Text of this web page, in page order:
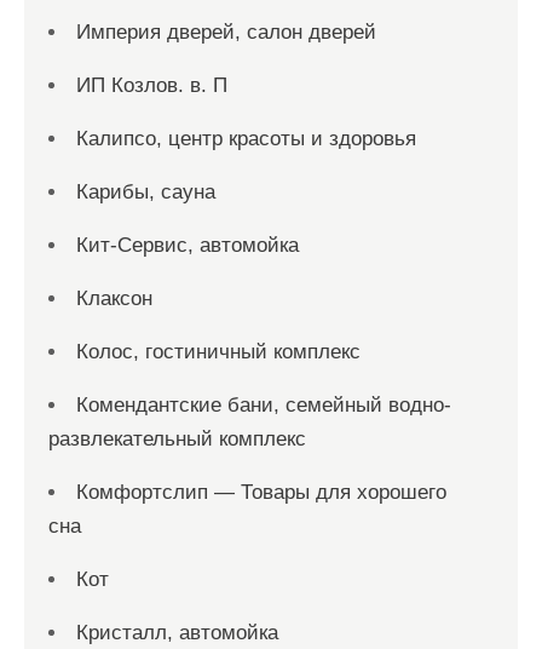
Империя дверей, салон дверей
ИП Козлов. в. П
Калипсо, центр красоты и здоровья
Карибы, сауна
Кит-Сервис, автомойка
Клаксон
Колос, гостиничный комплекс
Комендантские бани, семейный водно-
развлекательный комплекс
Комфортслип — Товары для хорошего
сна
Кот
Кристалл, автомойка